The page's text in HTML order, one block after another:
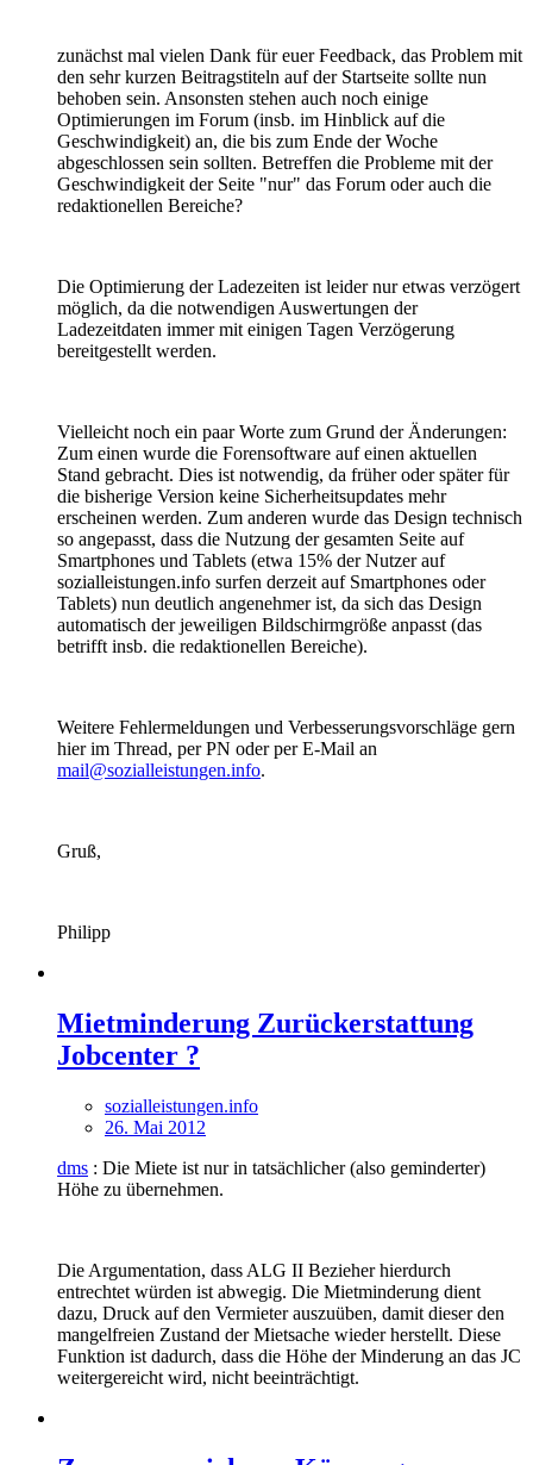
zunächst mal vielen Dank für euer Feedback, das Problem mit
den sehr kurzen Beitragstiteln auf der Startseite sollte nun
behoben sein. Ansonsten stehen auch noch einige
Optimierungen im Forum (insb. im Hinblick auf die
Geschwindigkeit) an, die bis zum Ende der Woche
abgeschlossen sein sollten. Betreffen die Probleme mit der
Geschwindigkeit der Seite "nur" das Forum oder auch die
redaktionellen Bereiche?
Die Optimierung der Ladezeiten ist leider nur etwas verzögert
möglich, da die notwendigen Auswertungen der
Ladezeitdaten immer mit einigen Tagen Verzögerung
bereitgestellt werden.
Vielleicht noch ein paar Worte zum Grund der Änderungen:
Zum einen wurde die Forensoftware auf einen aktuellen
Stand gebracht. Dies ist notwendig, da früher oder später für
die bisherige Version keine Sicherheitsupdates mehr
erscheinen werden. Zum anderen wurde das Design technisch
so angepasst, dass die Nutzung der gesamten Seite auf
Smartphones und Tablets (etwa 15% der Nutzer auf
sozialleistungen.info surfen derzeit auf Smartphones oder
Tablets) nun deutlich angenehmer ist, da sich das Design
automatisch der jeweiligen Bildschirmgröße anpasst (das
betrifft insb. die redaktionellen Bereiche).
Weitere Fehlermeldungen und Verbesserungsvorschläge gern
hier im Thread, per PN oder per E-Mail an
mail@sozialleistungen.info.
Gruß,
Philipp
Mietminderung Zurückerstattung
Jobcenter ?
sozialleistungen.info
26. Mai 2012
dms : Die Miete ist nur in tatsächlicher (also geminderter)
Höhe zu übernehmen.
Die Argumentation, dass ALG II Bezieher hierdurch
entrechtet würden ist abwegig. Die Mietminderung dient
dazu, Druck auf den Vermieter auszuüben, damit dieser den
mangelfreien Zustand der Mietsache wieder herstellt. Diese
Funktion ist dadurch, dass die Höhe der Minderung an das JC
weitergereicht wird, nicht beeinträchtigt.